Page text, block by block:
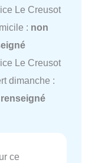
Le Creusot
: non
Le Creusot
dimanche :
ce